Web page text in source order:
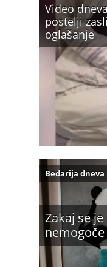
Video
postelji
oglašanje
Zakaj se
Bedarija dneva